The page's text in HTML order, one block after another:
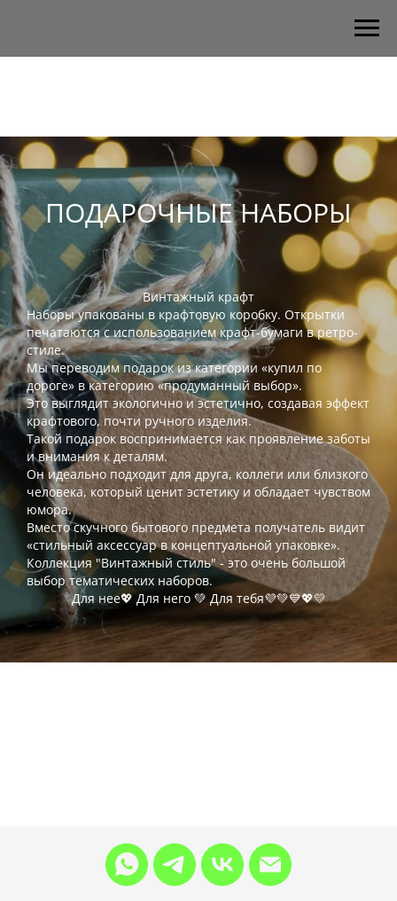
ПОДАРОЧНЫЕ НАБОРЫ
Винтажный крафт
Наборы упакованы в крафтовую коробку. Открытки
печатаются с использованием крафт-бумаги в ретро-
стиле.
Мы переводим подарок из категории «купил по
дороге» в категорию «продуманный выбор».
Это выглядит экологично и эстетично, создавая эффект
крафтового, почти ручного изделия.
Такой подарок воспринимается как проявление заботы
и внимания к деталям.
Он идеально подходит для друга, коллеги или близкого
человека, который ценит эстетику и обладает чувством
юмора.
Вместо скучного бытового предмета получатель видит
«стильный аксессуар в концептуальной упаковке».
Коллекция "Винтажный стиль" - это очень большой
выбор тематических наборов.
Для нее💖 Для него 💚 Для тебя💜💚💙💖💛